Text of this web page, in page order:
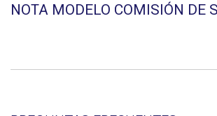
NOTA MODELO COMISIÓN DE